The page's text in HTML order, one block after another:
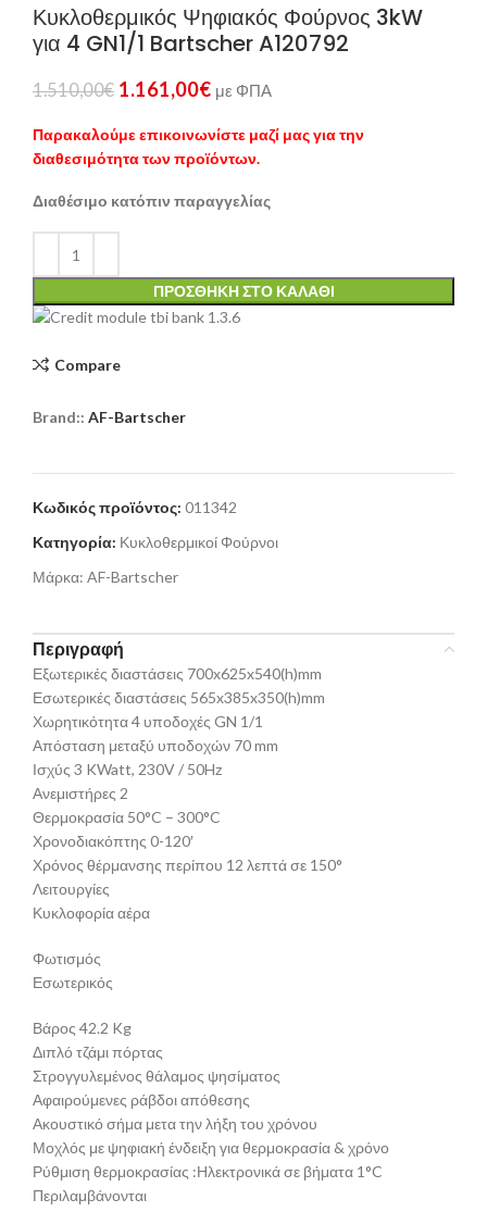
Κυκλοθερμικός Ψηφιακός Φούρνος 3kW
για 4 GN1/1 Bartscher A120792
1.510,00€ 1.161,00€ με ΦΠΑ
Παρακαλούμε επικοινωνίστε μαζί μας για την
διαθεσιμότητα των προϊόντων.
Διαθέσιμο κατόπιν παραγγελίας
ΠΡΟΣΘΉΚΗ ΣΤΟ ΚΑΛΆΘΙ
Compare
Brand:: AF-Bartscher
Κωδικός προϊόντος: 011342
Κατηγορία: Κυκλοθερμικοί Φούρνοι
Μάρκα: AF-Bartscher
Περιγραφή
Εξωτερικές διαστάσεις 700x625x540(h)mm
Εσωτερικές διαστάσεις 565x385x350(h)mm
Χωρητικότητα 4 υποδοχές GN 1/1
Απόσταση μεταξύ υποδοχών 70 mm
Ισχύς 3 KWatt, 230V / 50Hz
Ανεμιστήρες 2
Θερμοκρασία 50°C – 300°C
Χρονοδιακόπτης 0-120′
Χρόνος θέρμανσης περίπου 12 λεπτά σε 150°
Λειτουργίες
Κυκλοφορία αέρα
Φωτισμός
Εσωτερικός
Βάρος 42.2 Kg
Διπλό τζάμι πόρτας
Στρογγυλεμένος θάλαμος ψησίματος
Αφαιρούμενες ράβδοι απόθεσης
Ακουστικό σήμα μετα την λήξη του χρόνου
Μοχλός με ψηφιακή ένδειξη για θερμοκρασία & χρόνο
Ρύθμιση θερμοκρασίας :Ηλεκτρονικά σε βήματα 1°C
Περιλαμβάνονται